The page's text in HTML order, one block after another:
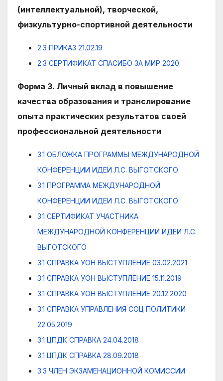
(интеллектуальной), творческой,
физкультурно-спортивной деятельности
2.3 ПРИКАЗ 21.02.19
2.3 СЕРТИФИКАТ СПАСИБО ЗА МИР 2020
Форма 3. Личный вклад в повышение
качества образования и транслирование
опыта практических результатов своей
профессиональной деятельности
3.1 ОБЛОЖКА ПРОГРАММЫ МЕЖДУНАРОДНОЙ
КОНФЕРЕНЦИИ ИДЕИ Л.С. ВЫГОТСКОГО
3.1 ПРОГРАММА МЕЖДУНАРОДНОЙ
КОНФЕРЕНЦИИ ИДЕИ Л.С. ВЫГОТСКОГО
3.1 СЕРТИФИКАТ УЧАСТНИКА
МЕЖДУНАРОДНОЙ КОНФЕРЕНЦИИ ИДЕИ Л.С.
ВЫГОТСКОГО
3.1 СПРАВКА УОН ВЫСТУПЛЕНИЕ 03.02.2021
3.1 СПРАВКА УОН ВЫСТУПЛЕНИЕ 15.11.2019
3.1 СПРАВКА УОН ВЫСТУПЛЕНИЕ 20.12.2020
3.1 СПРАВКА УПРАВЛЕНИЯ СОЦ ПОЛИТИКИ
22.05.2019
3.1 ЦПДК СПРАВКА 24.04.2018
3.1 ЦПДК СПРАВКА 28.09.2018
3.3 ЧЛЕН ЭКЗАМЕНАЦИОННОЙ КОМИССИИ